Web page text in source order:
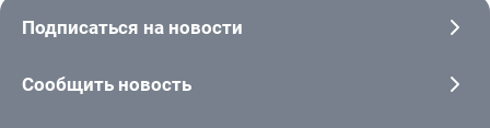
Подписаться на новости
Сообщить новость